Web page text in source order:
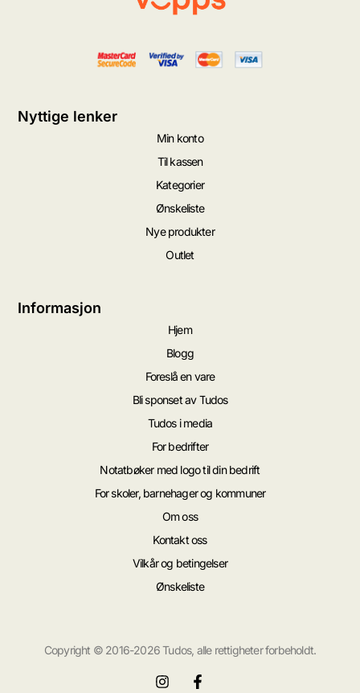
Nyttige lenker
Min konto
Til kassen
Kategorier
Ønskeliste
Nye produkter
Outlet
Informasjon
Hjem
Blogg
Foreslå en vare
Bli sponset av Tudos
Tudos i media
For bedrifter
Notatbøker med logo til din bedrift
For skoler, barnehager og kommuner
Om oss
Kontakt oss
Vilkår og betingelser
Ønskeliste
Copyright © 2016-2026 Tudos, alle rettigheter forbeholdt.